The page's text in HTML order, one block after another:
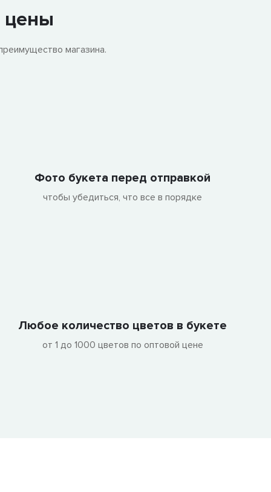
цены
магазина.
Фото букета перед отправкой
чтобы убедиться, что все в порядке
Любое количество цветов в букете
от 1 до 1000 цветов по оптовой цене